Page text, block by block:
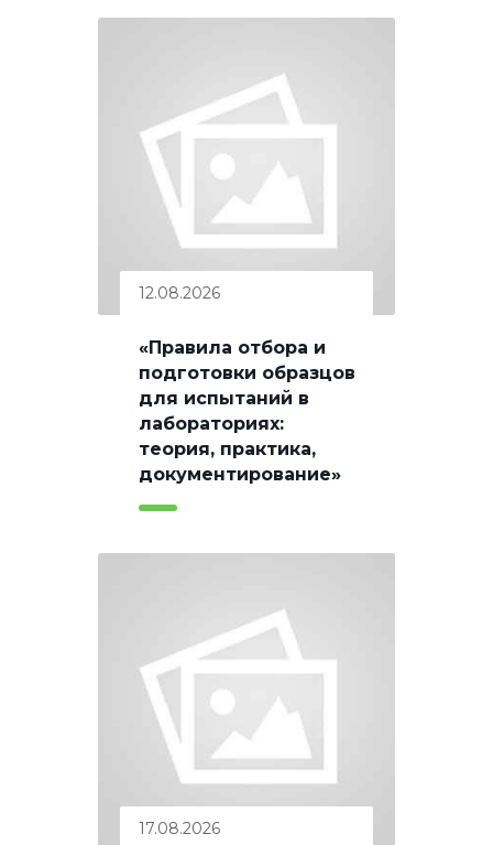
12.08.2026
«Правила отбора и
подготовки образцов
для испытаний в
лабораториях:
теория, практика,
документирование»
17.08.2026